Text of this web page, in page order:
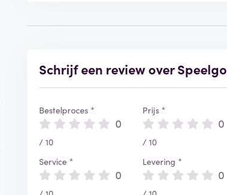
Schrijf een review over
Bestelproces *
0
/ 10
Service *
0
Prijs *
0
/ 10
Levering *
0